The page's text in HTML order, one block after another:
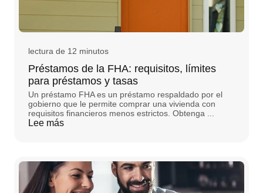
lectura de 12 minutos
Préstamos de la FHA: requisitos, límites
para préstamos y tasas
Un préstamo FHA es un préstamo respaldado por el
gobierno que le permite comprar una vivienda con
requisitos financieros menos estrictos. Obtenga ...
Lee más